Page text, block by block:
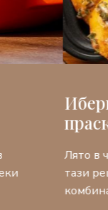
Иберико
Лято в чиния
тази рецепта.
комбинация с